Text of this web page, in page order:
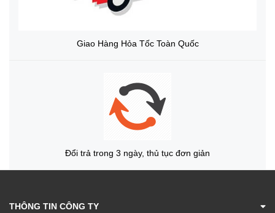
Giao Hàng Hỏa Tốc Toàn Quốc
Đổi trả trong 3 ngày, thủ tục đơn giản
THÔNG TIN CÔNG TY